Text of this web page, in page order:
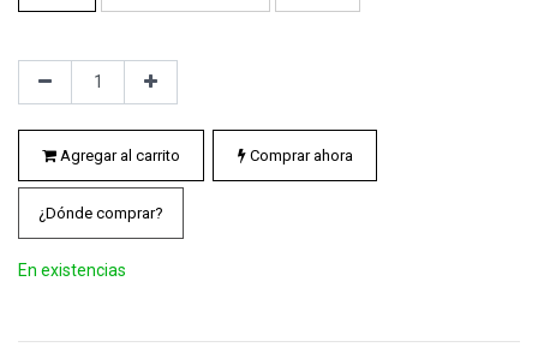
Agregar al carrito Comprar ahora
¿Dónde comprar?
En existencias